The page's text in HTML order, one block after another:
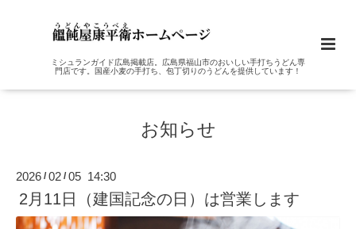
ミシュランガイド広島掲載店。広島県福山市のおいしい手打ちうどん専
門店です。国産小麦の手打ち、包丁切りのうどんを提供しています！
お知らせ
2026 /02 /05 14:30
2月11日（建国記念の日）は営業します